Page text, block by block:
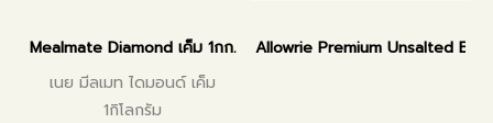
Mealmate Diamond เค็ม 1กก.
เนย มีลเมท ไดมอนด์ เค็ม
1กิโลกรัม
Allowrie Premium Unsalted